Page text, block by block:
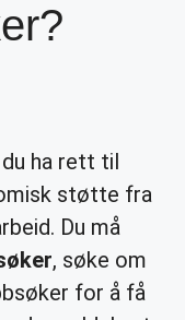
ha rett til
støtte fra
Du må
, søke om
for å få